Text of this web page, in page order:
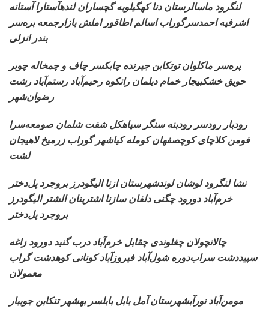
لنگرود ماسالرستان دناکهگیلویه گچساران لندهآستارا آستانه
اشرفیه احمدسرگوراب اسالم اطاقور املش بازارجمعه بره‌سر
بندر انزلی
پره‌سر ماکلوانتوتکابن جیرنده چابکسر چاف و چمخاله چوبر
حویق خشکبیجار خمام دیلمان رانکوه رحیم‌آباد رستم‌آباد رشت
رضوان‌شهر
رودبار رودسر رودبنه سنگر سیاهکل شفت شلمان صومعه‌سرا
فومن کلاچای کوچصفهان کومله کیاشهر گوراب زرمیخ لاهیجان
لشت
نشا لنگرود لوشانلوندشهرستان ازنا الیگودرز بروجرد پل‌دختر
خرم‌آباد دورود چگنی دلفان سازنا اشترینان الشتر الیگودرز
بروجرد پل‌دختر
چالانچولان چغلوندیچقابل خرم‌آباد درب گنبد دورود زاغه
سپیددشت سراب‌دوره شول‌آباد فیروزآباد کونانی کوهدشت گراب
معمولان
مومن‌آباد نورآبشهرستانآمل بابل بابلسر بهشهر تنکابن جویبار